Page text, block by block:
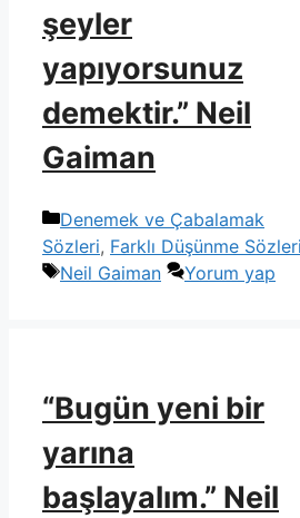
şeyler
yapıyorsunuz
demektir.” Neil
Gaiman
Kategoriler
Denemek ve Çabalamak
Sözleri, Farklı Düşünme Sözleri
Etiketler
Neil Gaiman Yorum yap
“Bugün yeni bir
yarına
başlayalım.” Neil